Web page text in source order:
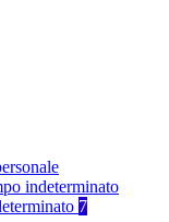
indeterminato
7